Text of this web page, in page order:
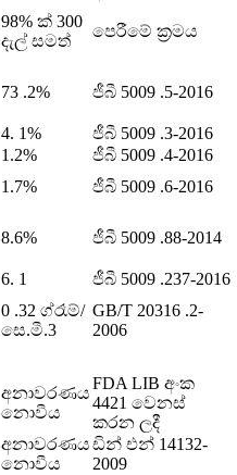
98% ක් 300
දැල් සමත්
පෙරීමේ ක්‍රමය
73 .2% ජීබී 5009 .5-2016
4. 1%
ජීබී 5009 .3-2016
1.2%
ජීබී 5009 .4-2016
1.7%
ජීබී 5009 .6-2016
8.6% ජීබී 5009 .88-2014
6. 1
ජීබී 5009 .237-2016
0 .32 ග්රෑම්/
සෙ.මී.3
GB/T 20316 .2-
2006
අනාවරණය
නොවීය
FDA LIB අංක
4421 වෙනස්
කරන ලදී
අනාවරණය
නොවීය
ඩින් එන් 14132-
2009